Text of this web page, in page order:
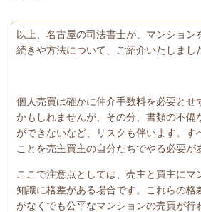
以上、名古屋の司法書士が、マンション
続きや方法について、ご紹介いたしまし
個人売買は確かに仲介手数料を必要とせ
かもしれませんが、その分、 書類の不備
ができないなど、リスクも伴います。す
ことを売主買主の自分たちでやる必要が
ここで注意点としては、売主と買主にマ
知識に格差がある場合です。これらの格
がなくでも公平なマンションの売買が行